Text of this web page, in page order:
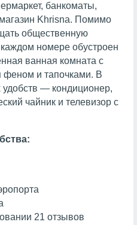
банкоматы,
Khrisna. Помимо
общественную
номере обустроен
ванная комната с
феном и тапочками. В
удобств — кондиционер,
чайник и телевизор с
21 отзывов